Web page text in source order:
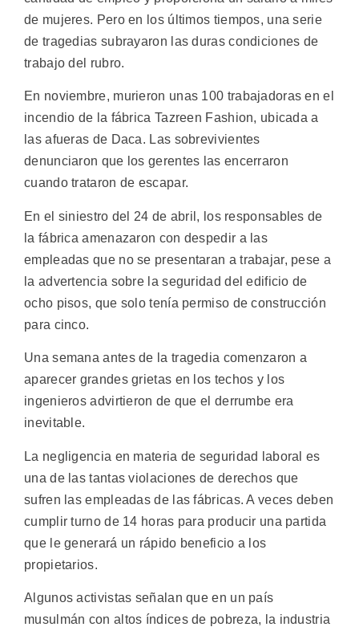
de mujeres. Pero en los últimos tiempos, una serie
de tragedias subrayaron las duras condiciones de
trabajo del rubro.
En noviembre, murieron unas 100 trabajadoras en el
incendio de la fábrica Tazreen Fashion, ubicada a
las afueras de Daca. Las sobrevivientes
denunciaron que los gerentes las encerraron
cuando trataron de escapar.
En el siniestro del 24 de abril, los responsables de
la fábrica amenazaron con despedir a las
empleadas que no se presentaran a trabajar, pese a
la advertencia sobre la seguridad del edificio de
ocho pisos, que solo tenía permiso de construcción
para cinco.
Una semana antes de la tragedia comenzaron a
aparecer grandes grietas en los techos y los
ingenieros advirtieron de que el derrumbe era
inevitable.
La negligencia en materia de seguridad laboral es
una de las tantas violaciones de derechos que
sufren las empleadas de las fábricas. A veces deben
cumplir turno de 14 horas para producir una partida
que le generará un rápido beneficio a los
propietarios.
Algunos activistas señalan que en un país
musulmán con altos índices de pobreza, la industria